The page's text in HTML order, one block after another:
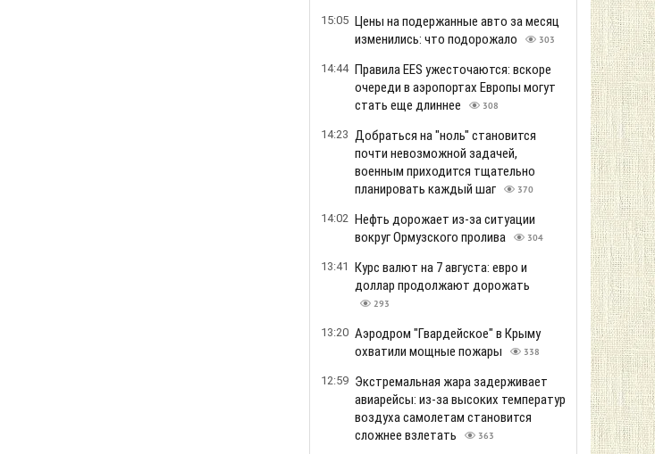
15:05 Цены на подержанные авто за месяц
изменились: что подорожало
303
14:44 Правила EES ужесточаются: вскоре
очереди в аэропортах Европы могут
стать еще длиннее
308
14:23 Добраться на "ноль" становится
почти невозможной задачей,
военным приходится тщательно
планировать каждый шаг
370
14:02 Нефть дорожает из-за ситуации
вокруг Ормузского пролива
304
13:41 Курс валют на 7 августа: евро и
доллар продолжают дорожать
293
13:20 Аэродром "Гвардейское" в Крыму
охватили мощные пожары
338
12:59 Экстремальная жара задерживает
авиарейсы: из-за высоких температур
воздуха самолетам становится
сложнее взлетать
363